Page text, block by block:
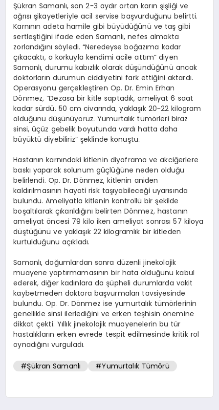
Şükran Samanlı, son 2-3 aydır artan karın şişliği ve
ağrısı şikayetleriyle acil servise başvurduğunu belirtti.
Karnının adeta hamile gibi büyüdüğünü ve taş gibi
sertleştiğini ifade eden Samanlı, nefes almakta
zorlandığını söyledi. “Neredeyse boğazıma kadar
çıkacaktı, o korkuyla kendimi acile attım” diyen
Samanlı, durumu kabızlık olarak düşündüğünü ancak
doktorların durumun ciddiyetini fark ettiğini aktardı.
Operasyonu gerçekleştiren Op. Dr. Emin Erhan
Dönmez, “Dezasa bir kitle saptadık, ameliyat 6 saat
kadar sürdü. 50 cm civarında, yaklaşık 20-22 kilogram
olduğunu düşünüyoruz. Yumurtalık tümörleri biraz
sinsi, üçüz gebelik boyutunda vardı hatta daha
büyüktü diyebiliriz” şeklinde konuştu.
Hastanın karnındaki kitlenin diyaframa ve akciğerlere
baskı yaparak solunum güçlüğüne neden olduğu
belirlendi. Op. Dr. Dönmez, kitlenin aniden
kaldırılmasının hayati risk taşıyabileceği uyarısında
bulundu. Ameliyatla kitlenin kontrollü bir şekilde
boşaltılarak çıkarıldığını belirten Dönmez, hastanın
ameliyat öncesi 79 kilo iken ameliyat sonrası 57 kiloya
düştüğünü ve yaklaşık 22 kilogramlık bir kitleden
kurtulduğunu açıkladı.
Samanlı, doğumlardan sonra düzenli jinekolojik
muayene yaptırmamasının bir hata olduğunu kabul
ederek, diğer kadınlara da şüpheli durumlarda vakit
kaybetmeden doktora başvurmaları tavsiyesinde
bulundu. Op. Dr. Dönmez ise yumurtalık tümörlerinin
genellikle sinsi ilerlediğini ve erken teşhisin önemine
dikkat çekti. Yıllık jinekolojik muayenelerin bu tür
hastalıkların erken evrede tespit edilmesinde kritik rol
oynadığını vurguladı.
#Şükran Samanlı #Yumurtalık Tümörü